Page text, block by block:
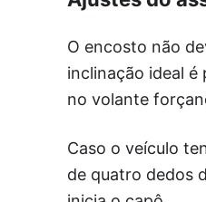
O encosto não
inclinação ideal é
no volante
Caso o veículo
de quatro dedos